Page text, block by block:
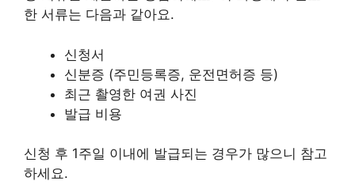
한 서류는 다음과 같아요.
신청서
신분증 (주민등록증, 운전면허증 등)
최근 촬영한 여권 사진
발급 비용
신청 후 1주일 이내에 발급되는 경우가 많으니 참고
하세요.